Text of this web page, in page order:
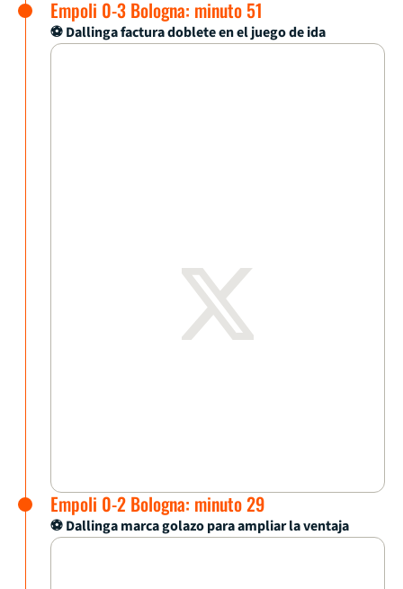
Empoli 0-3 Bologna: minuto 51
⚽ Dallinga factura doblete en el juego de ida
Empoli 0-2 Bologna: minuto 29
⚽ Dallinga marca golazo para ampliar la ventaja